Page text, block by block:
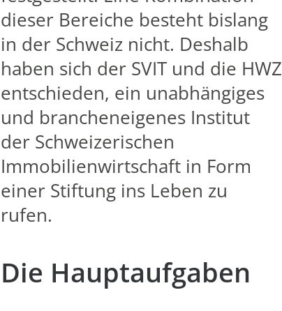
dieser Bereiche besteht bislang
in der Schweiz nicht. Deshalb
haben sich der SVIT und die HWZ
entschieden, ein unabhängiges
und brancheneigenes Institut
der Schweizerischen
Immobilienwirtschaft in Form
einer Stiftung ins Leben zu
rufen.
Die Hauptaufgaben